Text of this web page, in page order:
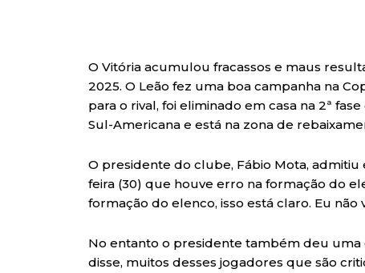
O Vitória acumulou fracassos e maus
2025. O Leão fez uma boa campanha na
para o rival, foi eliminado em casa na 2ª
Sul-Americana e está na zona de
O presidente do clube, Fábio Mota,
feira (30) que houve erro na formação do
formação do elenco, isso está claro. Eu
No entanto o presidente também deu uma
disse, muitos desses jogadores que são